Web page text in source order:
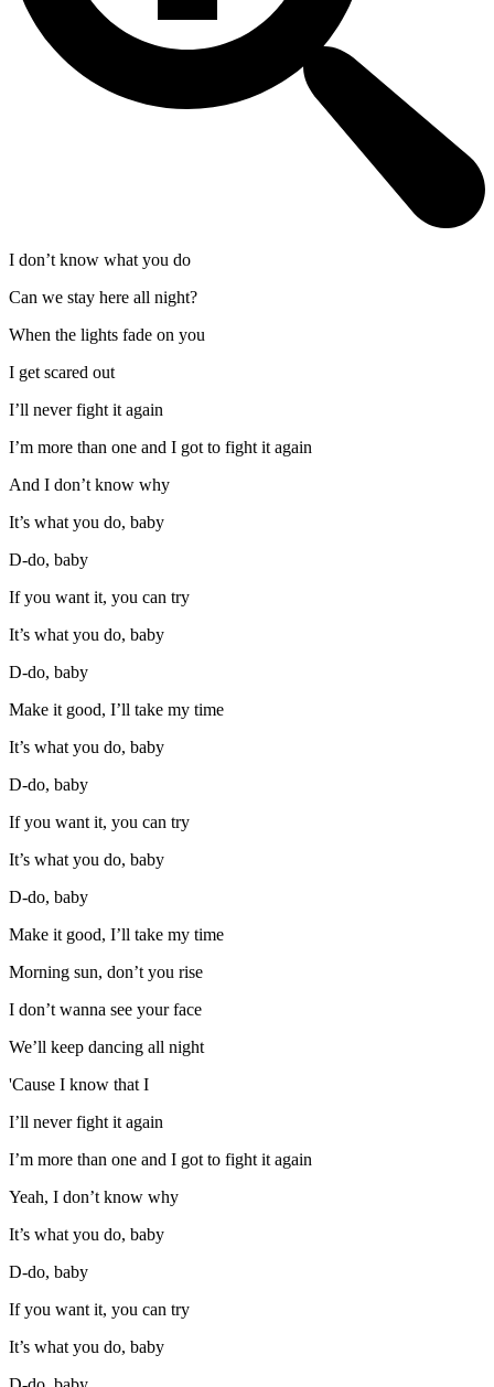
I don’t know what you do
Can we stay here all night?
When the lights fade on you
I get scared out
I’ll never fight it again
I’m more than one and I got to fight it again
And I don’t know why
It’s what you do, baby
D-do, baby
If you want it, you can try
It’s what you do, baby
D-do, baby
Make it good, I’ll take my time
It’s what you do, baby
D-do, baby
If you want it, you can try
It’s what you do, baby
D-do, baby
Make it good, I’ll take my time
Morning sun, don’t you rise
I don’t wanna see your face
We’ll keep dancing all night
'Cause I know that I
I’ll never fight it again
I’m more than one and I got to fight it again
Yeah, I don’t know why
It’s what you do, baby
D-do, baby
If you want it, you can try
It’s what you do, baby